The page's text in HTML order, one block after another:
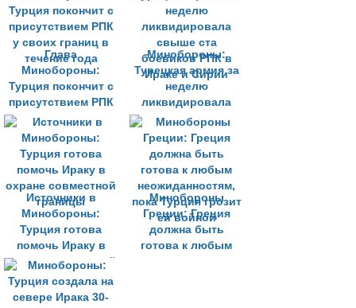
июле
Глава
Минобороны:
Турция покончит с
присутствием РПК
у своих границ в
течение года
Минобороны:
Турецкая армия за
неделю
ликвидировала
свыше ста
боевиков РПК в
Ираке и Сирии
Источники в
Минобороны:
Турция готова
помочь Ираку в
охране совместной
границы
Минобороны
Греции: Греция
должна быть
готова к любым